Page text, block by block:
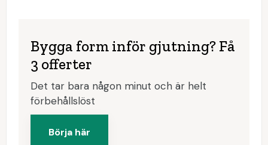
Bygga form inför gjutning? Få
3 offerter
Det tar bara någon minut och är helt
förbehållslöst
Börja här